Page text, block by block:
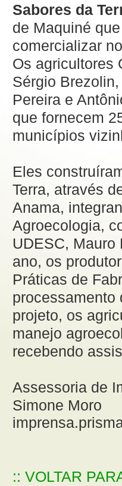
Sabores da
de Maquiné
comercializar
Os agricultores
Sérgio
Pereira e
que fornecem
municípios
Eles
Terra, através
Anama,
Agroecologia,
UDESC,
ano, os
Práticas de
processamento
projeto, os
manejo
recebendo
Assessoria de
Simone Moro
:: VOLTAR